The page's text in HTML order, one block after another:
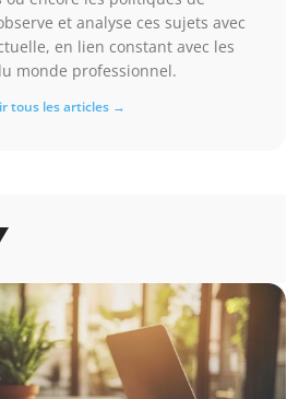
et analyse ces sujets avec
en lien constant avec les
monde professionnel.
tous les articles →